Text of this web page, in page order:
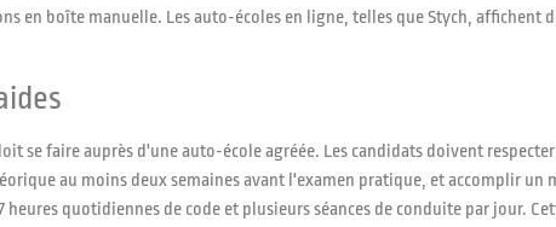
en boîte manuelle. Les auto-écoles en ligne, telles que Stych, affichent
se faire auprès d'une auto-école agréée. Les candidats doivent
au moins deux semaines avant l'examen pratique, et accomplir un
heures quotidiennes de code et plusieurs séances de conduite par jour.